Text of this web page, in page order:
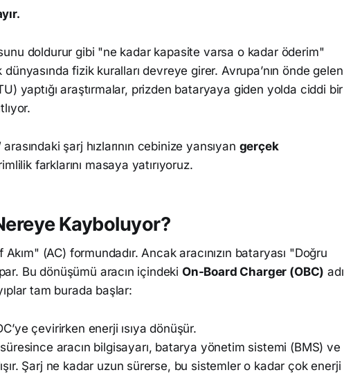
doldurur gibi "ne kadar kapasite varsa o kadar öderim"
fizik kuralları devreye girer. Avrupa’nın önde gelen
yaptığı araştırmalar, prizden bataryaya giden yolda ciddi bir
şarj hızlarının cebinize yansıyan gerçek
farklarını masaya yatırıyoruz.
Kayboluyor?
(AC) formundadır. Ancak aracınızın bataryası "Doğru
Bu dönüşümü aracın içindeki On-Board Charger (OBC) adı
tam burada başlar:
çevirirken enerji ısıya dönüşür.
aracın bilgisayarı, batarya yönetim sistemi (BMS) ve
Şarj ne kadar uzun sürerse, bu sistemler o kadar çok enerji